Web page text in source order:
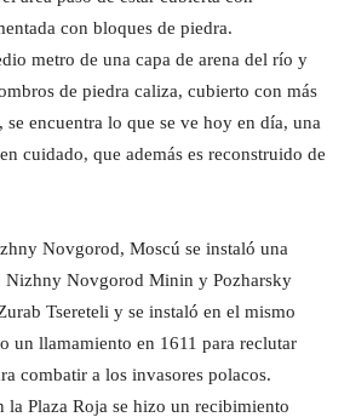
con bloques de piedra.
metro de una capa de arena del río y
de piedra caliza, cubierto con más
se encuentra lo que se ve hoy en día, una
cuidado, que además es reconstruido de
Novgorod, Moscú se instaló una
Nizhny Novgorod Minin y Pozharsky
Tsereteli y se instaló en el mismo
un llamamiento en 1611 para reclutar
combatir a los invasores polacos.
la Plaza Roja se hizo un recibimiento